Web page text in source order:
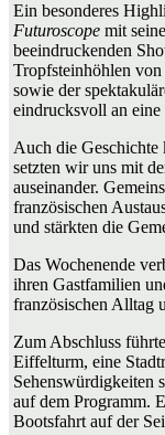
Ein besonderes
Futuroscope mit
beeindruckenden
Tropfsteinhöhlen
sowie der
eindrucksvoll an
Auch die
setzten wir uns mit
auseinander.
französischen
und stärkten die
Das Wochenende
ihren Gastfamilien
französischen Alltag
Zum Abschluss
Eiffelturm, eine
Sehenswürdigkeiten
auf dem Programm.
Bootsfahrt auf der